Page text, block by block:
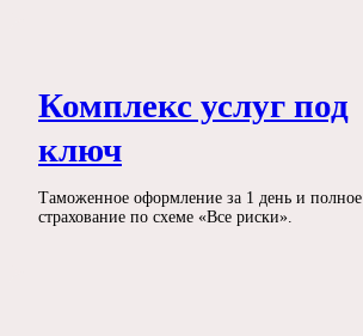
Комплекс услуг под
ключ
Таможенное оформление за 1 день и полное
страхование по схеме «Все риски».